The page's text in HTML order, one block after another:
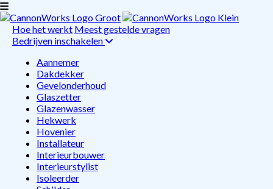
Hoe het werkt Meest gestelde vragen
Bedrijven inschakelen
Aannemer
Dakdekker
Gevelonderhoud
Glaszetter
Glazenwasser
Hekwerk
Hovenier
Installateur
Interieurbouwer
Interieurstylist
Isoleerder